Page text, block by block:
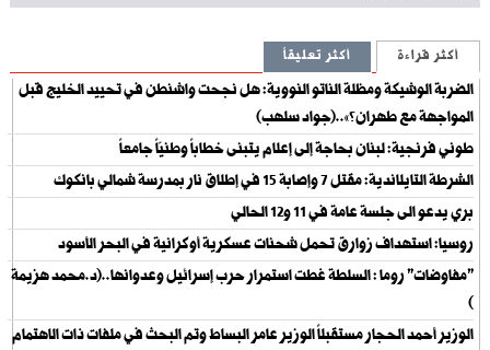
أكثر قراءة أكثر تعليقاً
الضربة الوشيكة ومظلة الناتو النووية: هل نجحت واشنطن في تحييد الخليج قبل
المواجهة مع طهران؟»..(جواد سلهب)
طوني فرنجية: لبنان بحاجة إلى إعلام يتبنى خطاباً وطنيّاً جامعاً
الشرطة التايلاندية: مقتل 7 وإصابة 15 في إطلاق نار بمدرسة شمالي بانكوك
بري يدعو الى جلسة عامة في 11 و12 الحالي
روسيا: استهداف زوارق تحمل شحنات عسكرية أوكرانية في البحر الأسود
"مفاوضات" روما : السلطة غطت استمرار حرب إسرائيل وعدوانها..(د.محمد هزيمة
)
الوزير أحمد الحجار مستقبلاً الوزير عامر البساط وتم البحث في ملفات ذات الاهتمام